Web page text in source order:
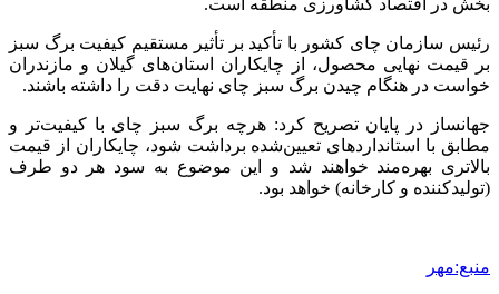
رئیس سازمان چای کشور با تأکید بر تأثیر مستقیم کیفیت برگ سبز
بر قیمت نهایی محصول، از چایکاران استان‌های گیلان و مازندران
خواست در هنگام چیدن برگ سبز چای نهایت دقت را داشته باشند.
جهانساز در پایان تصریح کرد: هرچه برگ سبز چای با کیفیت‌تر و
مطابق با استانداردهای تعیین‌شده برداشت شود، چایکاران از قیمت
بالاتری بهره‌مند خواهند شد و این موضوع به سود هر دو طرف
(تولیدکننده و کارخانه) خواهد بود.
منبع:مهر